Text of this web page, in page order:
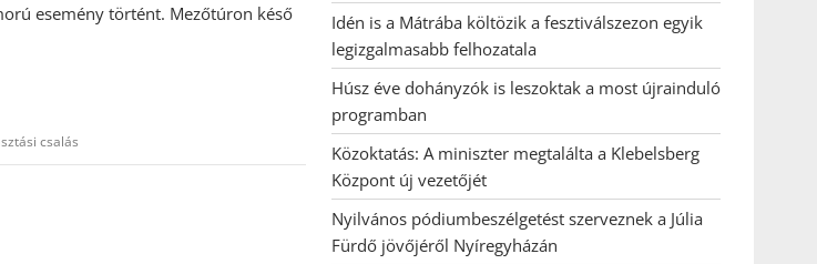
esemény történt. Mezőtúron késő
csalás
Idén is a Mátrába költözik a fesztiválszezon egyik
legizgalmasabb felhozatala
Húsz éve dohányzók is leszoktak a most újrainduló
programban
Közoktatás: A miniszter megtalálta a Klebelsberg
Központ új vezetőjét
Nyilvános pódiumbeszélgetést szerveznek a Júlia
Fürdő jövőjéről Nyíregyházán